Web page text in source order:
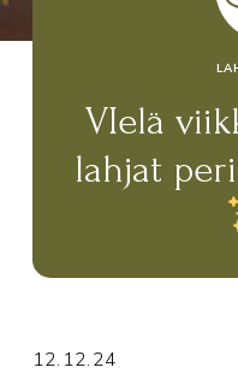
VIelä
lahjat
12.12.24